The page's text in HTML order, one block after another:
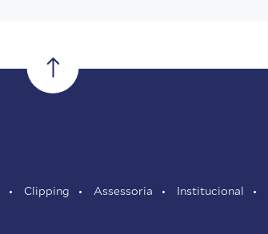
Clipping Assessoria Institucional